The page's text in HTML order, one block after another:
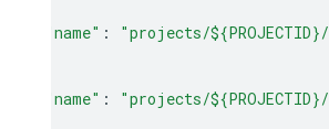
"name" :
"projects/
"name" :
"projects/